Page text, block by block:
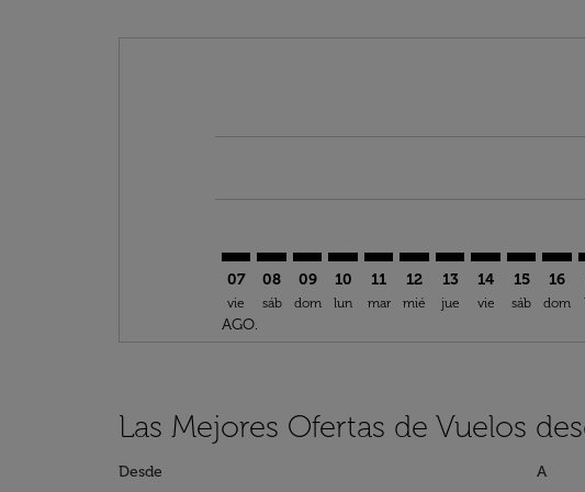
07
vie
AGO.
08
sáb
09
dom
10
lun
11
mar
12
mié
13
jue
14
vie
15
sáb
16
dom
Las Mejores Ofertas de Vuelos
Desde A